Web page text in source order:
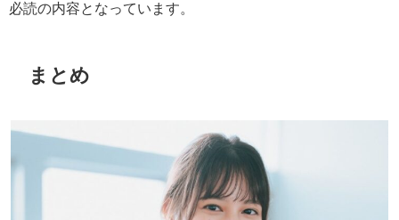
必読の内容となっています。
まとめ